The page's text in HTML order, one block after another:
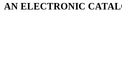
AN ELECTRONIC